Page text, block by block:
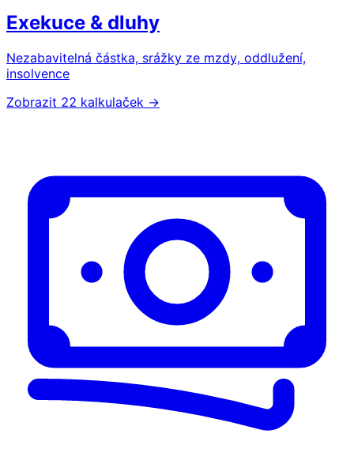
Exekuce & dluhy
Nezabavitelná částka, srážky ze mzdy, oddlužení,
insolvence
Zobrazit 22 kalkulaček →